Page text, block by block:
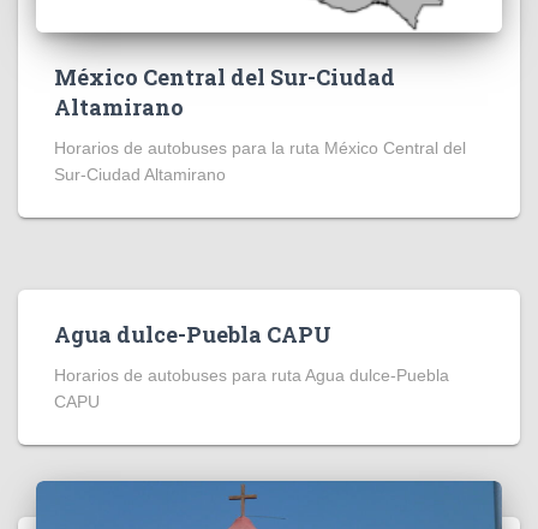
México Central del Sur-Ciudad
Altamirano
Horarios de autobuses para la ruta México Central del
Sur-Ciudad Altamirano
Agua dulce-Puebla CAPU
Horarios de autobuses para ruta Agua dulce-Puebla
CAPU